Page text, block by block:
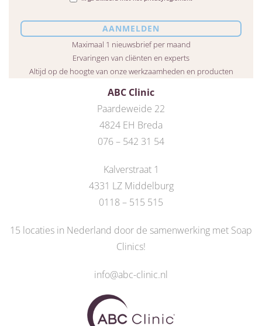
ABC Clinic
Paardeweide 22
4824 EH Breda
076 – 542 31 54
Kalverstraat 1
4331 LZ Middelburg
0118 – 515 515
15 locaties in Nederland door de samenwerking met Soap
Clinics!
info@abc-clinic.nl
Maximaal 1 nieuwsbrief per maand
Ervaringen van cliënten en experts
Altijd op de hoogte van onze werkzaamheden en producten